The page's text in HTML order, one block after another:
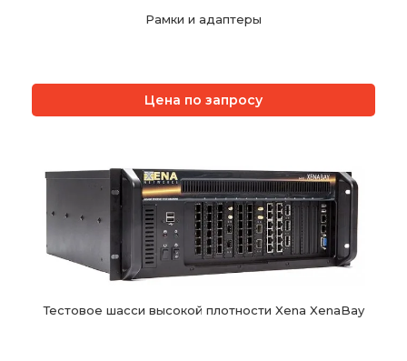
Рамки и адаптеры
Цена по запросу
Тестовое шасси высокой плотности Xena XenaBay